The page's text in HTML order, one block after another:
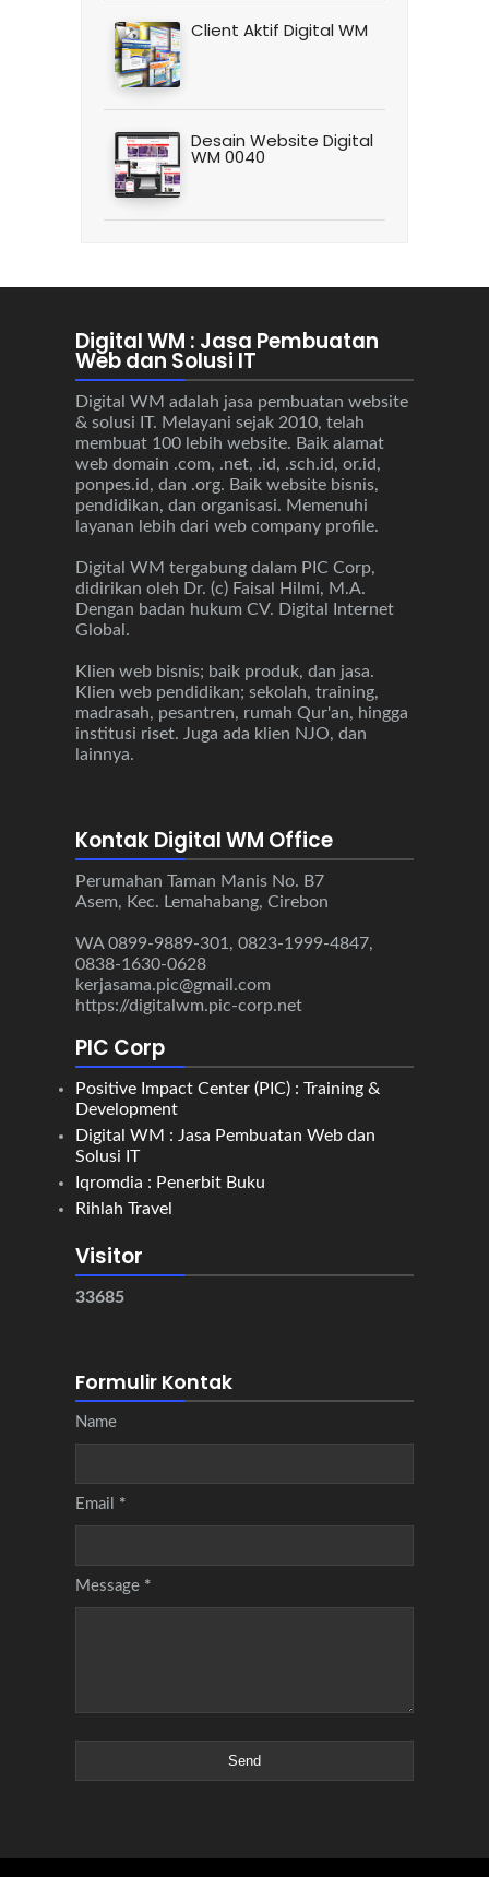
Client Aktif Digital WM
Desain Website Digital
WM 0040
Digital WM : Jasa Pembuatan
Web dan Solusi IT
Digital WM adalah jasa pembuatan website
& solusi IT. Melayani sejak 2010, telah
membuat 100 lebih website. Baik alamat
web domain .com, .net, .id, .sch.id, or.id,
ponpes.id, dan .org. Baik website bisnis,
pendidikan, dan organisasi. Memenuhi
layanan lebih dari web company profile.
Digital WM tergabung dalam PIC Corp,
didirikan oleh Dr. (c) Faisal Hilmi, M.A.
Dengan badan hukum CV. Digital Internet
Global.
Klien web bisnis; baik produk, dan jasa.
Klien web pendidikan; sekolah, training,
madrasah, pesantren, rumah Qur'an, hingga
institusi riset. Juga ada klien NJO, dan
lainnya.
Kontak Digital WM Office
Perumahan Taman Manis No. B7
Asem, Kec. Lemahabang, Cirebon
WA 0899-9889-301, 0823-1999-4847,
0838-1630-0628
kerjasama.pic@gmail.com
https://digitalwm.pic-corp.net
PIC Corp
Positive Impact Center (PIC) : Training &
Development
Digital WM : Jasa Pembuatan Web dan
Solusi IT
Iqromdia : Penerbit Buku
Rihlah Travel
Visitor
33685
Formulir Kontak
Name
Email *
Message *